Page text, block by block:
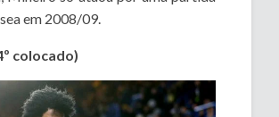
em 2008/09.
colocado)